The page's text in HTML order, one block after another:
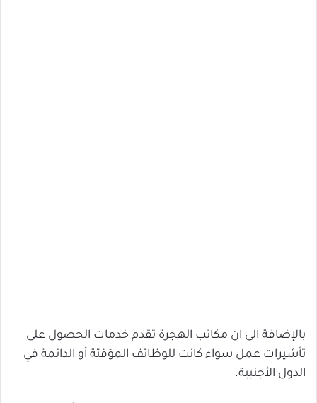
بالإضافة الى ان مكاتب الهجرة تقدم خدمات الحصول على
تأشيرات عمل سواء كانت للوظائف المؤقتة أو الدائمة في
الدول الأجنبية.